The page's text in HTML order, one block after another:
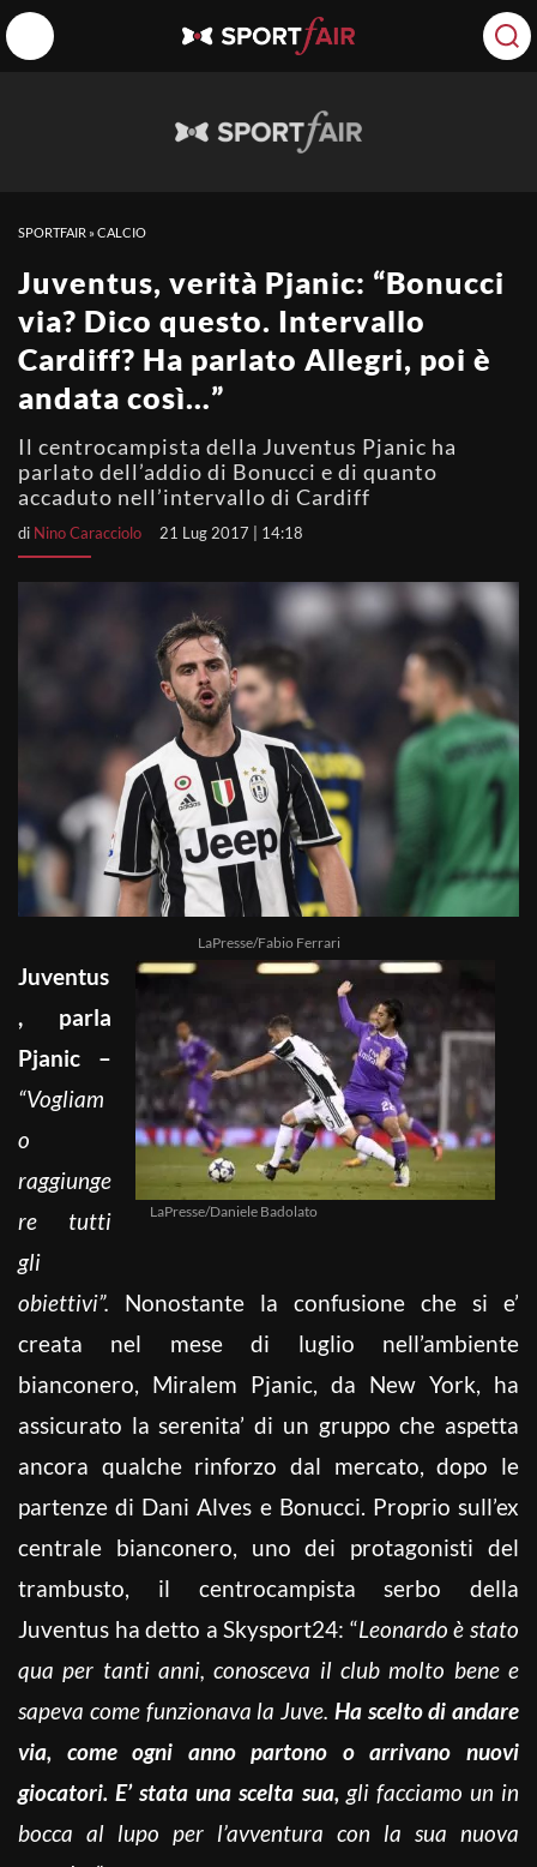
SPORTFAIR »CALCIO
Juventus, verità Pjanic: “Bonucci
via? Dico questo. Intervallo
Cardiff? Ha parlato Allegri, poi è
andata così…”
Il centrocampista della Juventus Pjanic ha
parlato dell’addio di Bonucci e di quanto
accaduto nell’intervallo di Cardiff
di Nino Caracciolo 21 Lug 2017 | 14:18
LaPresse/Fabio Ferrari
LaPresse/Daniele Badolato
Juventus
, parla
Pjanic –
“Vogliam
o
raggiunge
re tutti
gli
obiettivi”. Nonostante la confusione che si e’
creata nel mese di luglio nell’ambiente
bianconero, Miralem Pjanic, da New York, ha
assicurato la serenita’ di un gruppo che aspetta
ancora qualche rinforzo dal mercato, dopo le
partenze di Dani Alves e Bonucci. Proprio sull’ex
centrale bianconero, uno dei protagonisti del
trambusto, il centrocampista serbo della
Juventus ha detto a Skysport24: “Leonardo è stato
qua per tanti anni, conosceva il club molto bene e
sapeva come funzionava la Juve. Ha scelto di andare
via, come ogni anno partono o arrivano nuovi
giocatori. E’ stata una scelta sua,gli facciamo un in
bocca al lupo per l’avventura con la sua nuova